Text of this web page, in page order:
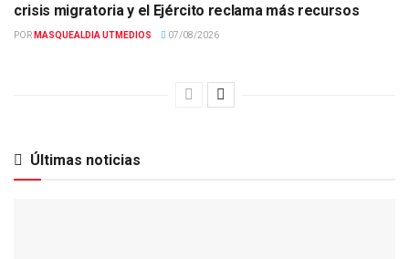
crisis migratoria y el Ejército reclama más recursos
POR MASQUEALDIA UTMEDIOS 07/08/2026
Últimas noticias